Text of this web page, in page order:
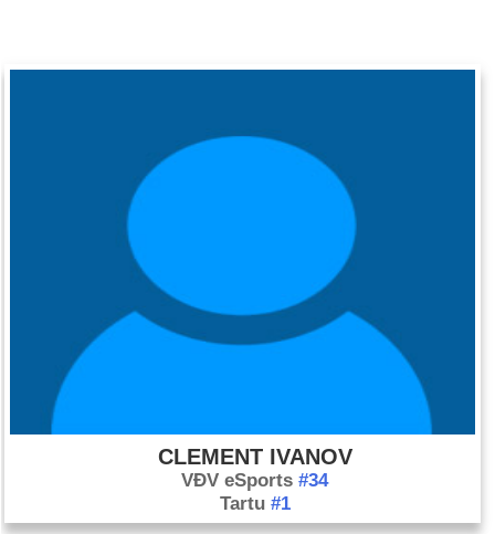
CLEMENT IVANOV
VĐV eSports #34
Tartu #1